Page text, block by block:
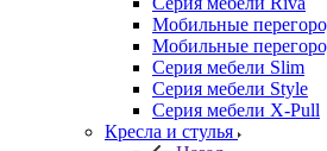
Мобильные
Мобильные
Серия мебели Slim
Серия мебели Style
Серия мебели X-Pull
Кресла и стулья